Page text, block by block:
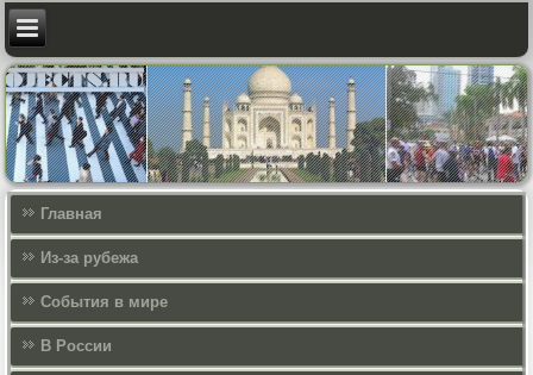
Главная
Из-за рубежа
События в мире
В России